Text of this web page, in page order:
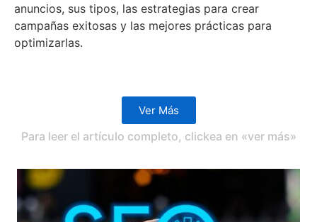
anuncios, sus tipos, las estrategias para crear
campañas exitosas y las mejores prácticas para
optimizarlas.
Ver Más
Para leer el artículo completo, clickea en «ver más»